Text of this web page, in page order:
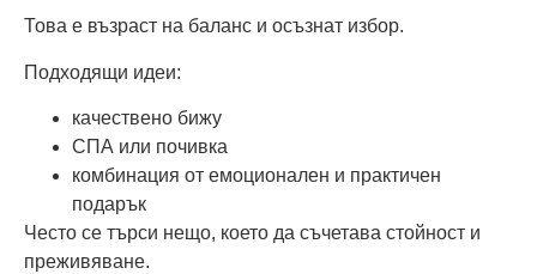
Това е възраст на баланс и осъзнат избор.
Подходящи идеи:
качествено бижу
СПА или почивка
комбинация от емоционален и практичен
подарък
Често се търси нещо, което да съчетава стойност и
преживяване.